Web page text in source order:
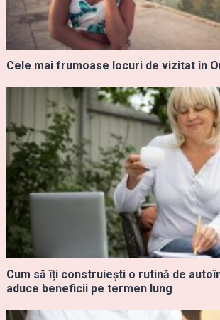
Cele mai frumoase locuri de vizitat în
Cum să îți construiești o rutină de
aduce beneficii pe termen lung